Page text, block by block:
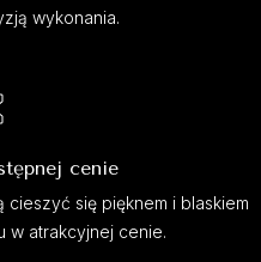
wykonania.
cenie
się pięknem i blaskiem
w atrakcyjnej cenie.